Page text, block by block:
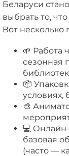
Беларуси
выбрать то,
Вот несколько
🌱 Работа
сезонная
📦
условиях,
🎨
💻
базовая
(часто —